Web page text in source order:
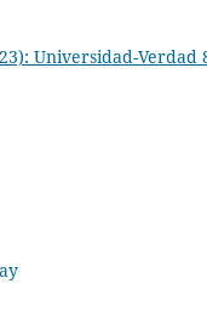
Universidad-Verdad